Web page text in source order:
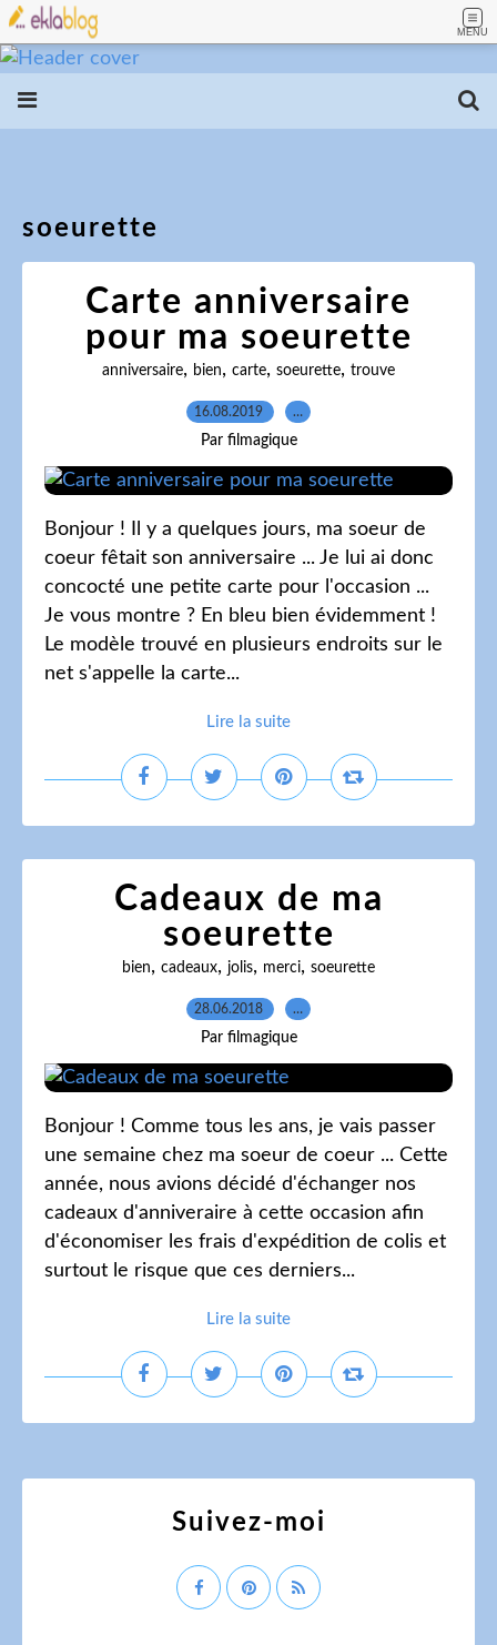
MENU
soeurette
Carte anniversaire
pour ma soeurette
anniversaire, bien, carte, soeurette, trouve
16.08.2019 …
Par filmagique
Bonjour ! Il y a quelques jours, ma soeur de
coeur fêtait son anniversaire ... Je lui ai donc
concocté une petite carte pour l'occasion ...
Je vous montre ? En bleu bien évidemment !
Le modèle trouvé en plusieurs endroits sur le
net s'appelle la carte...
Lire la suite
Cadeaux de ma
soeurette
bien, cadeaux, jolis, merci, soeurette
28.06.2018 …
Par filmagique
Bonjour ! Comme tous les ans, je vais passer
une semaine chez ma soeur de coeur ... Cette
année, nous avions décidé d'échanger nos
cadeaux d'anniveraire à cette occasion afin
d'économiser les frais d'expédition de colis et
surtout le risque que ces derniers...
Lire la suite
Suivez-moi